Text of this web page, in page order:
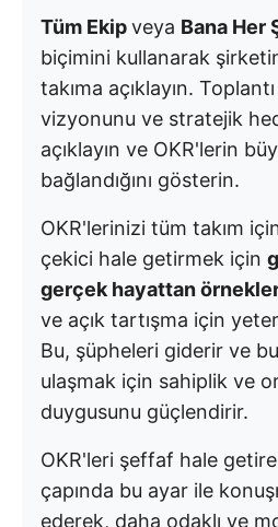
Tüm Ekipveya Bana Her
biçimini kullanarak
takıma açıklayın.
vizyonunu ve stratejik
açıklayın ve OKR'lerin
bağlandığını gösterin.
OKR'lerinizi tüm takım
çekici hale getirmek için
gerçek hayattan
ve açık tartışma için
Bu, şüpheleri giderir ve
ulaşmak için sahiplik ve
duygusunu güçlendirir.
OKR'leri şeffaf hale
çapında bu ayar ile
ederek, daha odaklı ve